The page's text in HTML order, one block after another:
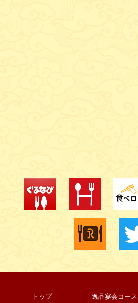
トップ 逸品宴会コース